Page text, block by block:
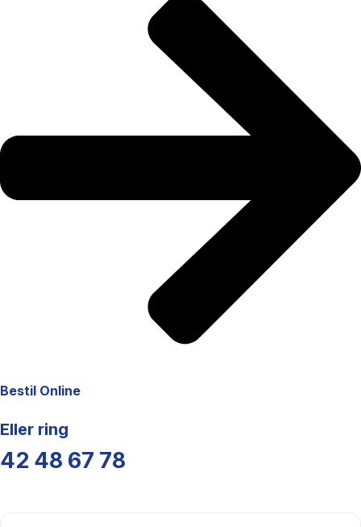
Bestil Online
Eller ring
42 48 67 78